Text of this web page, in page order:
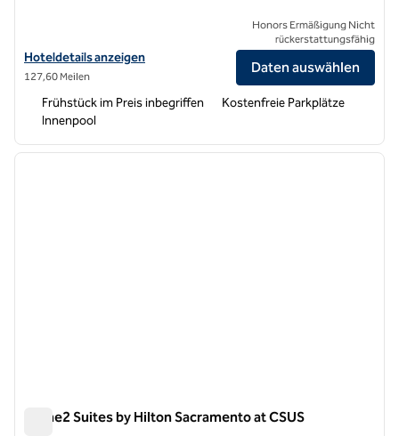
Hoteldetails für Home2 Suites by Hilton at the Dunes in Monterey
Hoteldetails anzeigen
127,60 Meilen
Honors Ermäßigung Nicht
rückerstattungsfähig
Daten auswählen
Frühstück im Preis inbegriffen
Kostenfreie Parkplätze
Innenpool
1 von 12
Home2 Suites by Hilton Sacramento at CSUS